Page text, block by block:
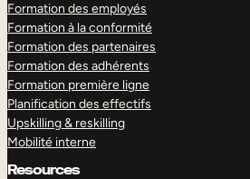
Formation des employés
Formation à la conformité
Formation des partenaires
Formation des adhérents
Formation première ligne
Planification des effectifs
Upskilling & reskilling
Mobilité interne
Resources